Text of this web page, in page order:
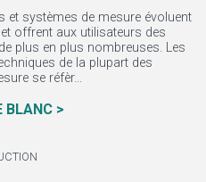
et systèmes de mesure évoluent
offrent aux utilisateurs des
plus en plus nombreuses. Les
de la plupart des
se réfèr...
BLANC >